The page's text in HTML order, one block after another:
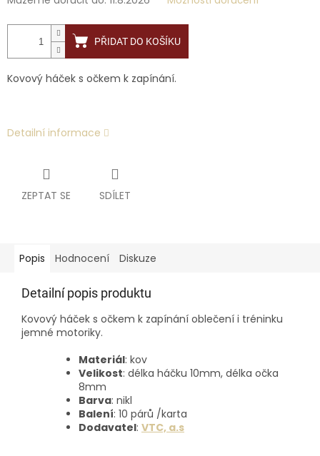
PŘIDAT DO KOŠÍKU
Kovový háček s očkem k zapínání.
Detailní informace
ZEPTAT SE SDÍLET
Popis Hodnocení Diskuze
Detailní popis produktu
Kovový háček s očkem k zapínání oblečení i tréninku
jemné motoriky.
Materiál: kov
Velikost: délka háčku 10mm, délka očka
8mm
Barva: nikl
Balení: 10 párů /karta
Dodavatel: VTC, a.s